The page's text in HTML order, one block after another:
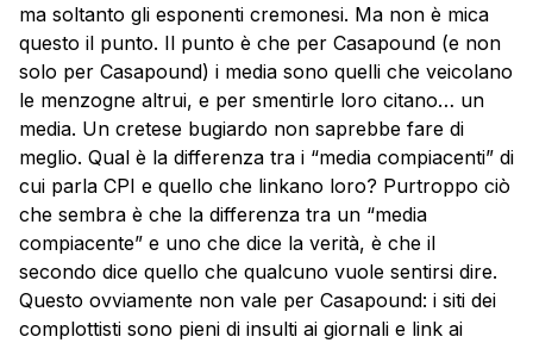
ma soltanto gli esponenti cremonesi. Ma non è mica
questo il punto. Il punto è che per Casapound (e non
solo per Casapound) i media sono quelli che veicolano
le menzogne altrui, e per smentirle loro citano… un
media. Un cretese bugiardo non saprebbe fare di
meglio. Qual è la differenza tra i “media compiacenti” di
cui parla CPI e quello che linkano loro? Purtroppo ciò
che sembra è che la differenza tra un “media
compiacente” e uno che dice la verità, è che il
secondo dice quello che qualcuno vuole sentirsi dire.
Questo ovviamente non vale per Casapound: i siti dei
complottisti sono pieni di insulti ai giornali e link ai